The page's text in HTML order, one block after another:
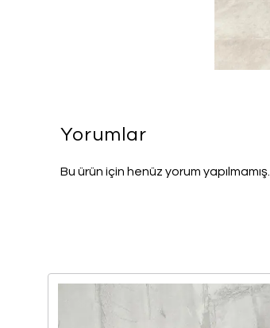
Yorumlar
Bu ürün için henüz yorum yapılmamış.